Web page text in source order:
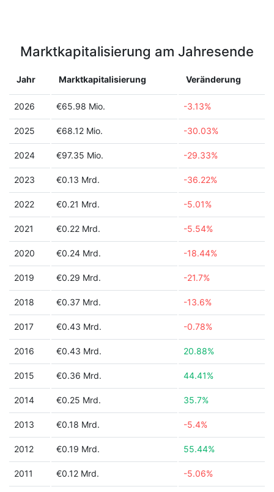
Marktkapitalisierung am Jahresende
Jahr Marktkapitalisierung Veränderung
2026 €65.98 Mio. -3.13%
2025 €68.12 Mio. -30.03%
2024 €97.35 Mio. -29.33%
2023 €0.13 Mrd. -36.22%
2022 €0.21 Mrd. -5.01%
2021 €0.22 Mrd. -5.54%
2020 €0.24 Mrd. -18.44%
2019 €0.29 Mrd. -21.7%
2018 €0.37 Mrd. -13.6%
2017 €0.43 Mrd. -0.78%
2016 €0.43 Mrd. 20.88%
2015 €0.36 Mrd. 44.41%
2014 €0.25 Mrd. 35.7%
2013 €0.18 Mrd. -5.4%
2012 €0.19 Mrd. 55.44%
2011 €0.12 Mrd. -5.06%